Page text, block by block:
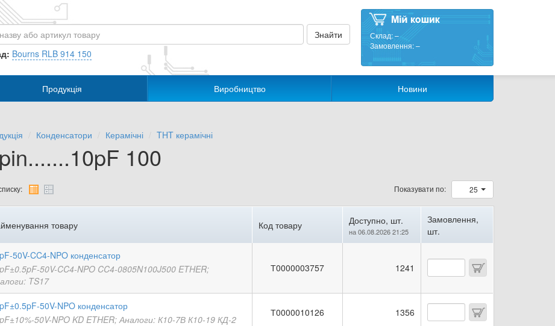
Bourns RLB 914 150
Склад:–
Замовлення:–
Продукція Виробництво Новини
Конденсатори Керамічні THT керамічні
100
Показувати по: 25
товару Код товару Доступно, шт.
на 06.08.2026 21:25
Замовлення,
шт.
50V-CC4-NPO конденсатор
50V-CC4-NPO CC4-0805N100J500 ETHER;
TS17
Т0000003757 1241
50V-NPO конденсатор
50V-NPO KD ETHER; Аналоги: К10-7В К10-19 КД-2
Т0000010126 1356